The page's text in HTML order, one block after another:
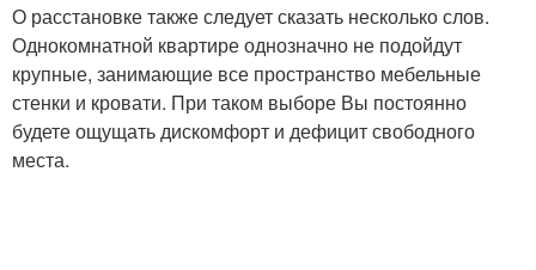
О расстановке также следует сказать несколько слов.
Однокомнатной квартире однозначно не подойдут
крупные, занимающие все пространство мебельные
стенки и кровати. При таком выборе Вы постоянно
будете ощущать дискомфорт и дефицит свободного
места.